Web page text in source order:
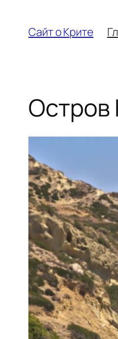
содержимому
Сайт о Крите
Остров